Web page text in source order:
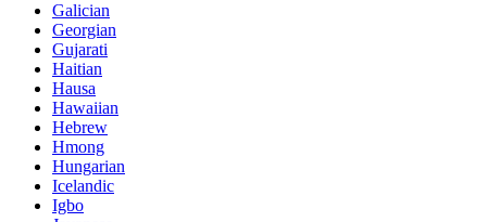
Galician
Georgian
Gujarati
Haitian
Hausa
Hawaiian
Hebrew
Hmong
Hungarian
Icelandic
Igbo